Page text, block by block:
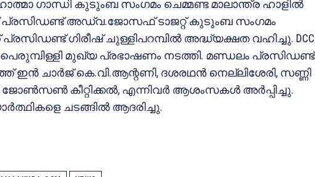
ഗാന്ധി കുടുംബ സംഗമം ചെമ്മണ്ട മാലാന്ത്ര ഹാളില്‍
പ്രസിഡണ്ട് അഡ്വ.ജോസഫ് ടാജറ്റ് കുടുംബ സംഗമം
ഗിരീഷ് ചുള്ളിപറമ്പില്‍ അദ്ധ്യക്ഷത വഹിച്ചു. DCC
മുഖ്യ പ്രഭാഷണം നടത്തി. മണ്ഡലം പ്രസിഡണ്ട്
ഇന്‍ ചാര്‍ജ് കെ.വി.ആന്റണി, ദശരഥന്‍ നെല്ലിശേരി, സണ്ണി
ജോണ്‍സണ്‍ കീറ്റിക്കല്‍, എന്നിവര്‍ ആശംസകള്‍ അര്‍പ്പിച്ചു.
ചടങ്ങില്‍ ആദരിച്ചു.